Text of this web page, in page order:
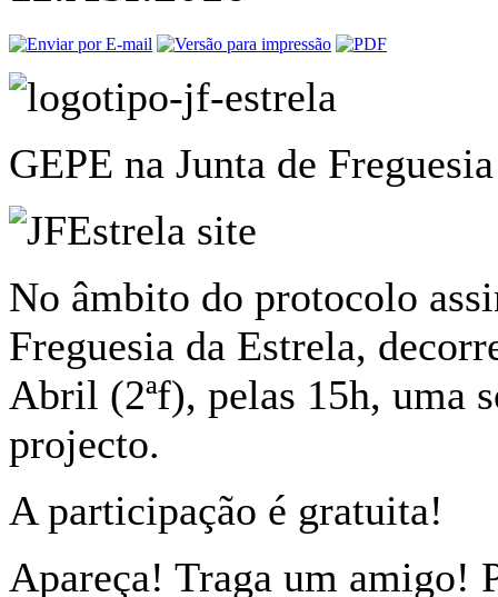
GEPE na Junta de
No âmbito do protocolo
Freguesia da Estrela,
Abril (2ªf), pelas 15h, uma
projecto.
A participação é gratuita!
Apareça! Traga um amigo!